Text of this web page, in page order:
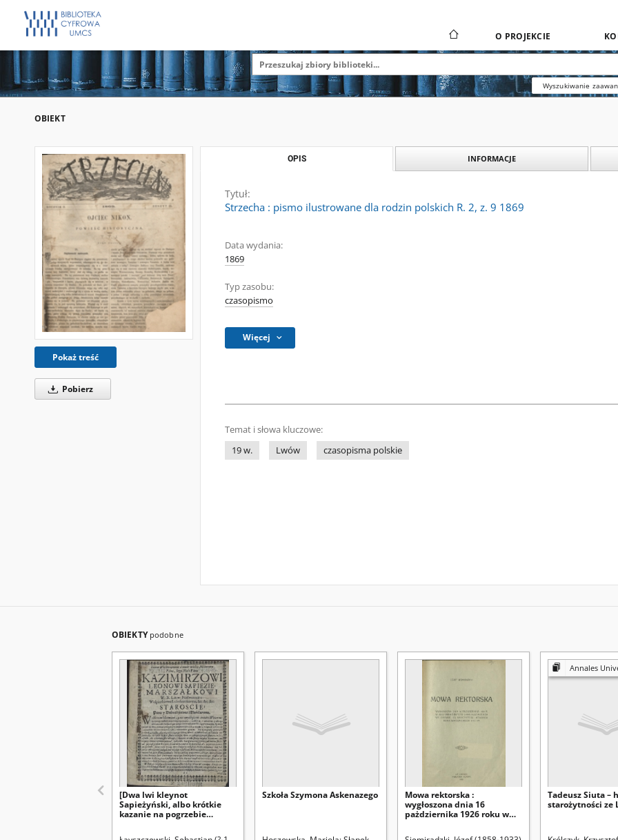
O PROJEKCIE
Wyszukiwanie
OBIEKT
Pokaż treść
Pobierz
OPIS INFORMACJE
Tytuł:
Strzecha : pismo ilustrowane dla rodzin polskich R. 2, z. 9 1869
Data wydania:
1869
Typ zasobu:
czasopismo
Więcej
Temat i słowa kluczowe:
19 w.
Lwów czasopisma polskie
OBIEKTY podobne
[Dwa lwi kleynot
Sapieżyński, albo krótkie
kazanie na pogrzebie
Szkoła Szymona Askenazego
Mowa rektorska :
wygłoszona dnia 16
pażdziernika 1926 roku w
Annales Universitatis Mariae Curie-
Tadeusz Siuta –
starożytności ze